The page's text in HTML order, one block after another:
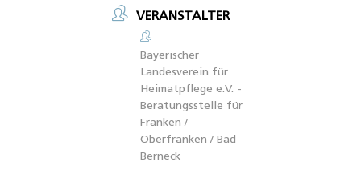
VERANSTALTER
Bayerischer
Landesverein für
Heimatpflege e.V. -
Beratungsstelle für
Franken /
Oberfranken / Bad
Berneck